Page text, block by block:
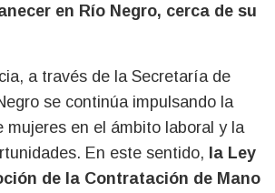
en Río Negro, cerca de su
a través de la Secretaría de
se continúa impulsando la
mujeres en el ámbito laboral y la
En este sentido, la Ley
de la Contratación de Mano